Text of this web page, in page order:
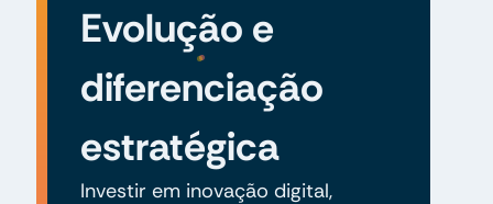
Evolução e
diferenciação
estratégica
Investir em inovação digital,